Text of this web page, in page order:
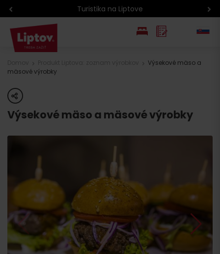
Turistika na Liptove
Výsekové mäso a
mäsové výrobky
share
Výsekové mäso a mäsové výrobky